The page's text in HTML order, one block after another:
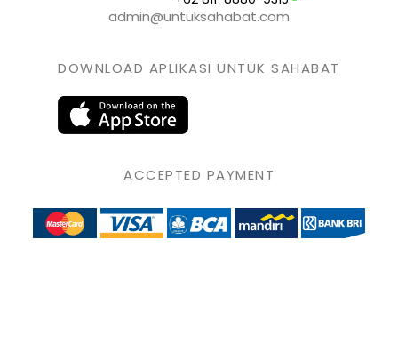
admin@untuksahabat.com
DOWNLOAD APLIKASI UNTUK SAHABAT
ACCEPTED PAYMENT